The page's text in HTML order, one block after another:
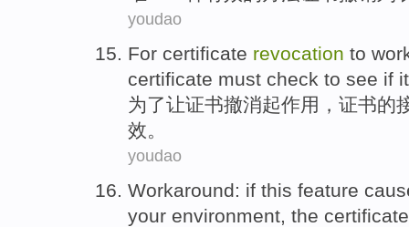
youdao
For certificate revocation to
certificate must check to see if
为了让证书撤消起作用 ，证书的
效。
youdao
Workaround: if this feature
your environment, the certificate